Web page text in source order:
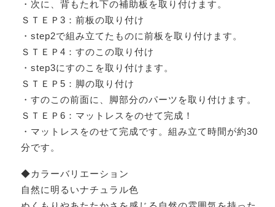
・次に、背もたれ下の補助板を取り付けます。
ＳＴＥＰ3：前板の取り付け
・step2で組み立てたものに前板を取り付けます。
ＳＴＥＰ4：すのこの取り付け
・step3にすのこを取り付けます。
ＳＴＥＰ5：脚の取り付け
・すのこの前面に、脚部分のパーツを取り付けます。
ＳＴＥＰ6：マットレスをのせて完成！
・マットレスをのせて完成です。組み立て時間が約30
分です。
◆カラーバリエーション
自然に明るいナチュラル色